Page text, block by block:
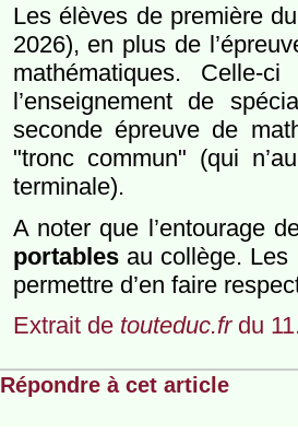
Les élèves de première
2026), en plus de
mathématiques.
l’enseignement de
seconde épreuve de
"tronc commun" (qui
terminale).
A noter que l’entourage
portablesau collège. Les
permettre d’en faire
Extrait de touteduc.frdu
Répondre à cet article